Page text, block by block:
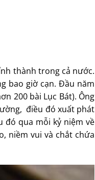
thành trong cả nước.
bao giờ cạn. Đầu năm
200 bài Lục Bát). Ông
điều đó xuất phát
đó qua mỗi kỷ niệm về
niềm vui và chắt chứa